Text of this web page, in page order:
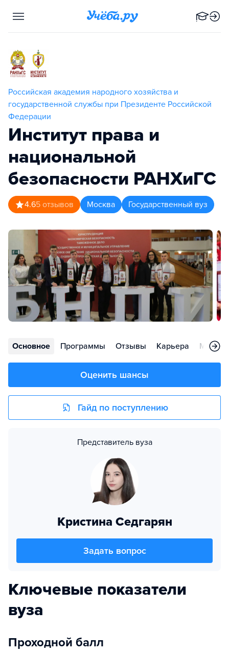
Российская академия народного хозяйства и
государственной службы при Президенте Российской
Федерации
Институт права и
национальной
безопасности РАНХиГС
4.65 отзывов Москва Государственный вуз
Основное Программы Отзывы Карьера
Оценить шансы
Гайд по поступлению
Представитель вуза
Кристина Седгарян
Задать вопрос
Ключевые показатели
вуза
Проходной балл